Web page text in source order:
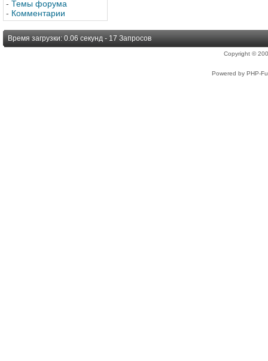
- Темы форума
- Комментарии
Время загрузки: 0.06 секунд - 17 Запросов
Copyright ©
Powered by PHP-